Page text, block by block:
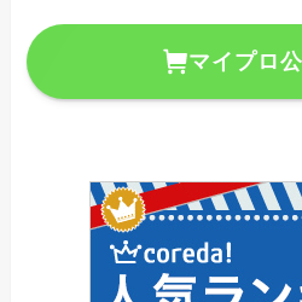
マイプロ